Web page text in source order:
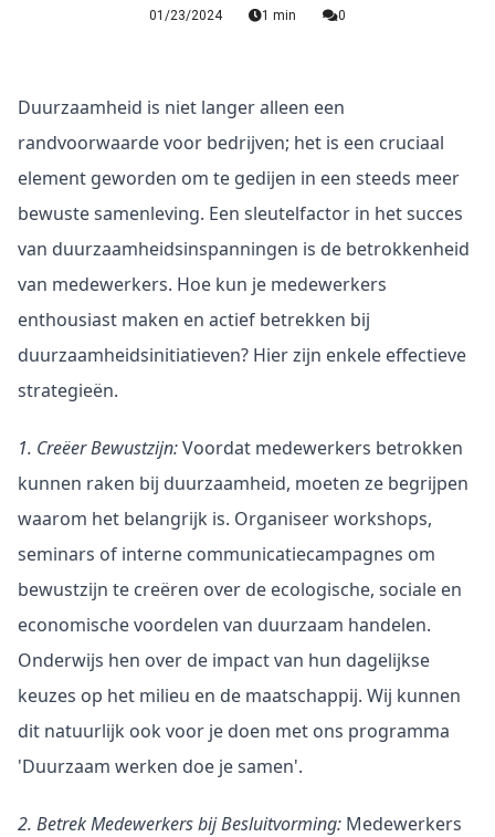
01/23/2024 1 min 0
Duurzaamheid is niet langer alleen een
randvoorwaarde voor bedrijven; het is een cruciaal
element geworden om te gedijen in een steeds meer
bewuste samenleving. Een sleutelfactor in het succes
van duurzaamheidsinspanningen is de betrokkenheid
van medewerkers. Hoe kun je medewerkers
enthousiast maken en actief betrekken bij
duurzaamheidsinitiatieven? Hier zijn enkele effectieve
strategieën.
1. Creëer Bewustzijn: Voordat medewerkers betrokken
kunnen raken bij duurzaamheid, moeten ze begrijpen
waarom het belangrijk is. Organiseer workshops,
seminars of interne communicatiecampagnes om
bewustzijn te creëren over de ecologische, sociale en
economische voordelen van duurzaam handelen.
Onderwijs hen over de impact van hun dagelijkse
keuzes op het milieu en de maatschappij. Wij kunnen
dit natuurlijk ook voor je doen met ons programma
'Duurzaam werken doe je samen'.
2. Betrek Medewerkers bij Besluitvorming: Medewerkers